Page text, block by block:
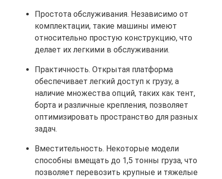
Простота обслуживания. Независимо от
комплектации, такие машины имеют
относительно простую конструкцию, что
делает их легкими в обслуживании.
Практичность. Открытая платформа
обеспечивает легкий доступ к грузу, а
наличие множества опций, таких как тент,
борта и различные крепления, позволяет
оптимизировать пространство для разных
задач.
Вместительность. Некоторые модели
способны вмещать до 1,5 тонны груза, что
позволяет перевозить крупные и тяжелые